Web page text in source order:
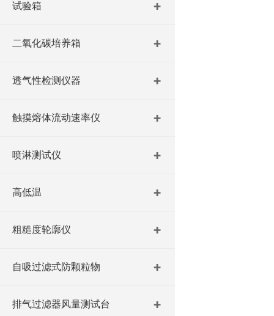
试验箱
二氧化碳培养箱
透气性检测仪器
触摸熔体流动速率仪
喷淋测试仪
高低温
粗糙度轮廓仪
自吸过滤式防颗粒物
排气过滤器风量测试台